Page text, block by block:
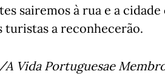
sairemos à rua e a
turistas a reconhecerão.
Vida Portuguesae